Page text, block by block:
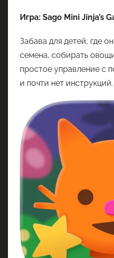
Игра: Sago Mini Jinja’s
Забава для детей, где
семена, собирать
простое управление с
и почти нет инструкций.